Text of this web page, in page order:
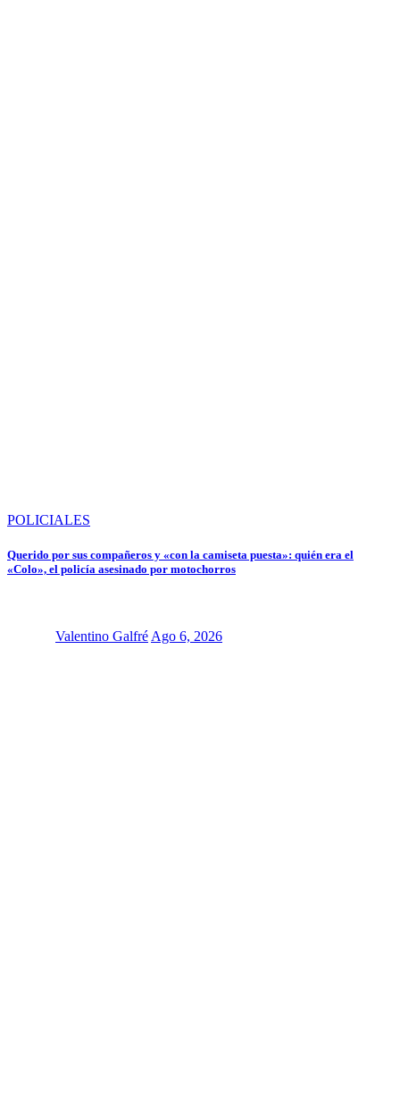
POLICIALES
Querido por sus compañeros y «con la camiseta puesta»: quién era el
«Colo», el policía asesinado por motochorros
Valentino Galfré Ago 6, 2026